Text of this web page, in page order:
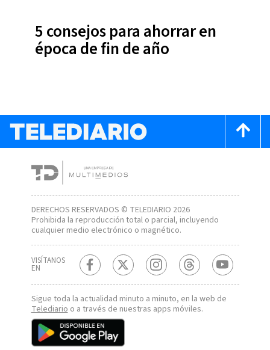
5 consejos para ahorrar en
época de fin de año
DERECHOS RESERVADOS © TELEDIARIO 2026
Prohibida la reproducción total o parcial, incluyendo
cualquier medio electrónico o magnético.
VISÍTANOS
EN
Sigue toda la actualidad minuto a minuto, en la web de
Telediario o a través de nuestras apps móviles.